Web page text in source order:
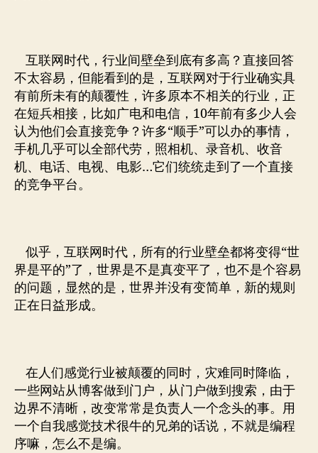
互联网时代，行业间壁垒到底有多高？直接回答
不太容易，但能看到的是，互联网对于行业确实具
有前所未有的颠覆性，许多原本不相关的行业，正
在短兵相接，比如广电和电信，10年前有多少人会
认为他们会直接竞争？许多“顺手”可以办的事情，
手机几乎可以全部代劳，照相机、录音机、收音
机、电话、电视、电影…它们统统走到了一个直接
的竞争平台。
似乎，互联网时代，所有的行业壁垒都将变得“世
界是平的”了，世界是不是真变平了，也不是个容易
的问题，显然的是，世界并没有变简单，新的规则
正在日益形成。
在人们感觉行业被颠覆的同时，灾难同时降临，
一些网站从博客做到门户，从门户做到搜索，由于
边界不清晰，改变常常是负责人一个念头的事。用
一个自我感觉技术很牛的兄弟的话说，不就是编程
序嘛，怎么不是编。